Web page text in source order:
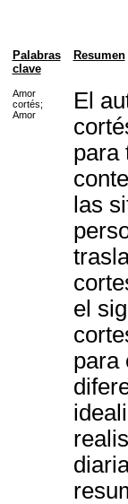
Palabras
clave
Resumen
Amor
cortés;
Amor
El
para
las
el
para